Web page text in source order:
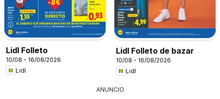
Lidl Folleto
10/08 - 16/08/2026
Lidl
Lidl Folleto de bazar
10/08 - 16/08/2026
Lidl
ANUNCIO